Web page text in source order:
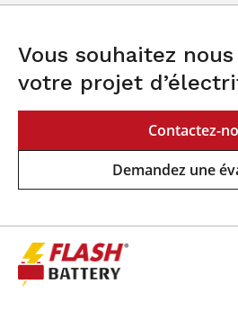
Vous souhaitez
votre projet
Contactez-
Demandez une